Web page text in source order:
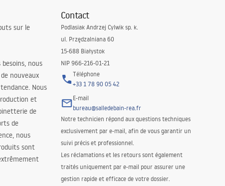
sur le
besoins, nous
nouveaux
Nous
et
de
de
nous
sont
Contact
Podlasiak Andrzej Cylwik sp. k.
ul. Przędzalniana 60
15-688 Białystok
NIP 966-216-01-21
Téléphone
+33 1 78 90 05 42
E-mail
bureau@salledebain-rea.fr
Notre technicien répond aux questions techniques
exclusivement par e-mail, afin de vous garantir un
suivi précis et professionnel.
Les réclamations et les retours sont également
traités uniquement par e-mail pour assurer une
gestion rapide et efficace de votre dossier.